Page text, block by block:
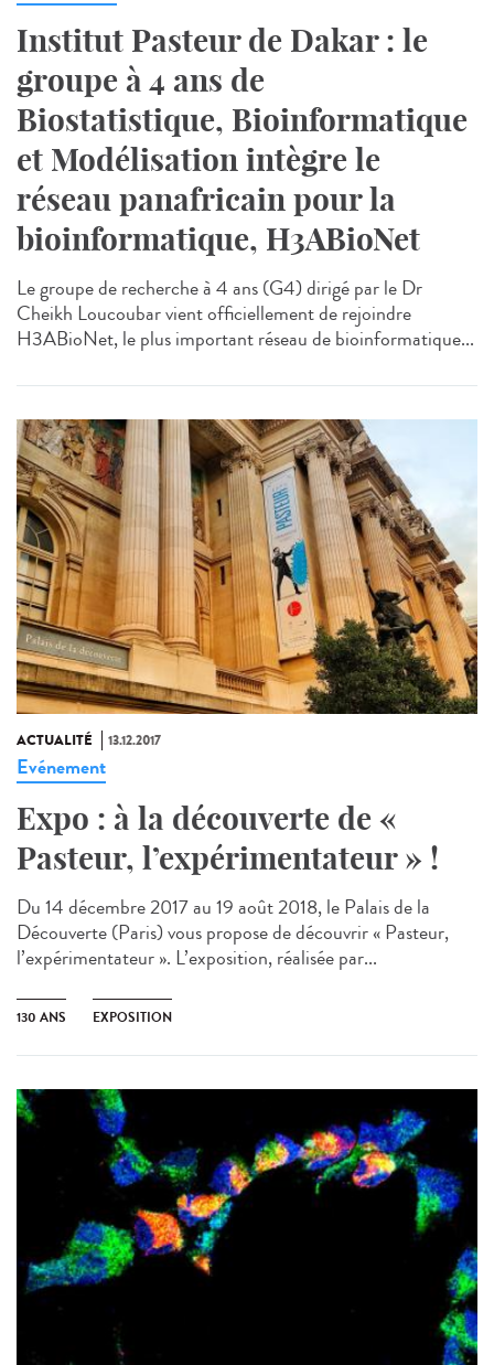
Institut Pasteur de Dakar : le
groupe à 4 ans de
Biostatistique, Bioinformatique
et Modélisation intègre le
réseau panafricain pour la
bioinformatique, H3ABioNet
Le groupe de recherche à 4 ans (G4) dirigé par le Dr
Cheikh Loucoubar vient officiellement de rejoindre
H3ABioNet, le plus important réseau de bioinformatique...
ACTUALITÉ 13.12.2017
Evénement
Expo : à la découverte de «
Pasteur, l’expérimentateur » !
Du 14 décembre 2017 au 19 août 2018, le Palais de la
Découverte (Paris) vous propose de découvrir « Pasteur,
l’expérimentateur ». L’exposition, réalisée par...
130 ANS EXPOSITION